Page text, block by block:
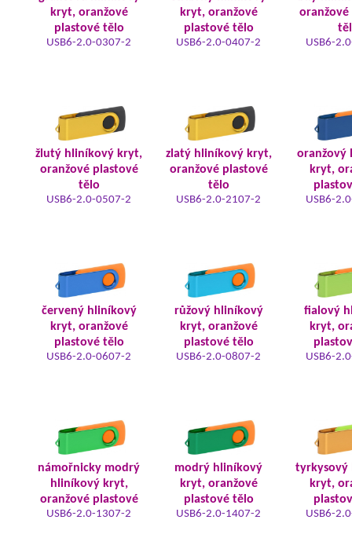
kryt, oranžové
plastové tělo
USB6-2.0-0307-2
kryt, oranžové
plastové tělo
USB6-2.0-0407-2
oranžové
USB6-
žlutý hliníkový kryt,
oranžové plastové
tělo
USB6-2.0-0507-2
zlatý hliníkový kryt,
oranžové plastové
tělo
USB6-2.0-2107-2
oranžový
kryt,
USB6-
červený hliníkový
kryt, oranžové
plastové tělo
USB6-2.0-0607-2
růžový hliníkový
kryt, oranžové
plastové tělo
USB6-2.0-0807-2
fialový
kryt,
USB6-
námořnicky modrý
hliníkový kryt,
oranžové plastové
USB6-2.0-1307-2
modrý hliníkový
kryt, oranžové
plastové tělo
USB6-2.0-1407-2
tyrkysový
kryt,
USB6-